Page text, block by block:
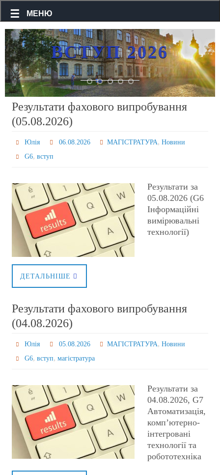
МЕНЮ
ВСТУП 2026
Дізнайся як вступити до
КПІ ім. Ігоря Сікорського
робототехніки та
приладобудування!
ДОКЛАДНІШЕ
Результати фахового випробування
(05.08.2026)
Юлія 06.08.2026 МАГІСТРАТУРА, Новини
G6,вступ
Результати за
05.08.2026 (G6
Інформаційні
вимірювальні
технології)
ДЕТАЛЬНІШЕ
Результати фахового випробування
(04.08.2026)
Юлія 05.08.2026 МАГІСТРАТУРА, Новини
G6,вступ,магістратура
Результати за
04.08.2026, G7
Автоматизація,
комп’ютерно-
інтегровані
технології та
робототехніка